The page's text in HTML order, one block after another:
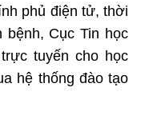
phủ điện tử, thời
Cục Tin học
tuyến cho học
hệ thống đào tạo